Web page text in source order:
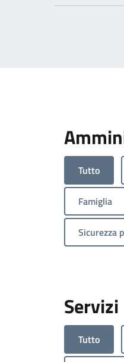
Tutto
Famiglia
Sicurezza
Servizi
Tutto